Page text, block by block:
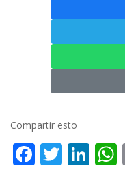
Compartir esto